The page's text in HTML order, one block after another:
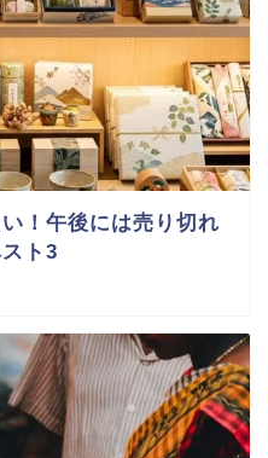
！午後には売り切れ
ト3